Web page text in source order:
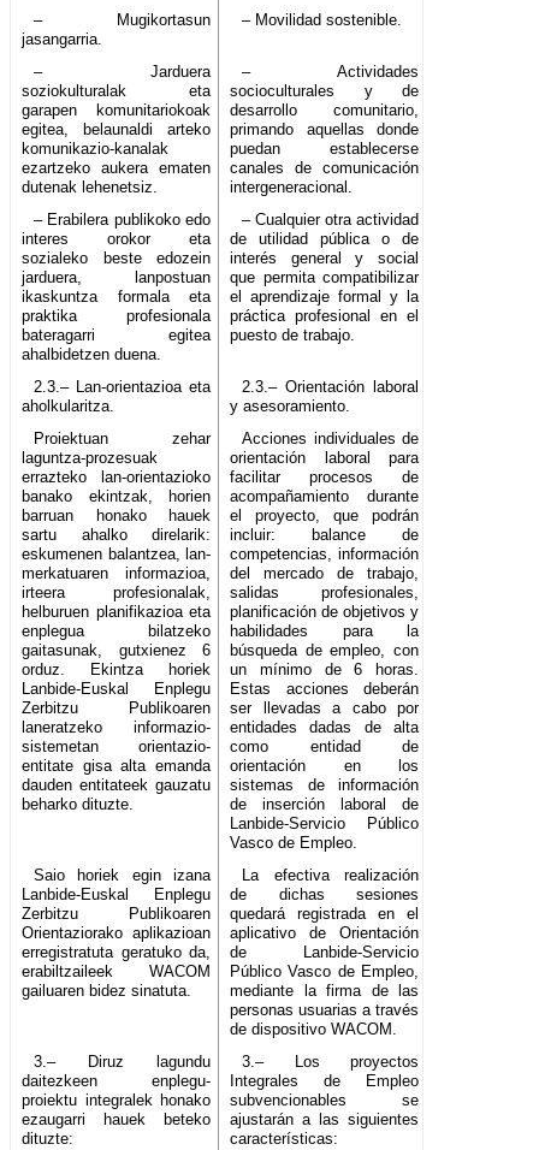
– Mugikortasun
jasangarria.
– Movilidad sostenible.
– Jarduera
soziokulturalak eta
garapen komunitariokoak
egitea, belaunaldi arteko
komunikazio-kanalak
ezartzeko aukera ematen
dutenak lehenetsiz.
– Actividades
socioculturales y de
desarrollo comunitario,
primando aquellas donde
puedan establecerse
canales de comunicación
intergeneracional.
– Erabilera publikoko edo
interes orokor eta
sozialeko beste edozein
jarduera, lanpostuan
ikaskuntza formala eta
praktika profesionala
bateragarri egitea
ahalbidetzen duena.
– Cualquier otra actividad
de utilidad pública o de
interés general y social
que permita compatibilizar
el aprendizaje formal y la
práctica profesional en el
puesto de trabajo.
2.3.– Lan-orientazioa eta
aholkularitza.
2.3.– Orientación laboral
y asesoramiento.
Proiektuan zehar
laguntza-prozesuak
errazteko lan-orientazioko
banako ekintzak, horien
barruan honako hauek
sartu ahalko direlarik:
eskumenen balantzea, lan-
merkatuaren informazioa,
irteera profesionalak,
helburuen planifikazioa eta
enplegua bilatzeko
gaitasunak, gutxienez 6
orduz. Ekintza horiek
Lanbide-Euskal Enplegu
Zerbitzu Publikoaren
laneratzeko informazio-
sistemetan orientazio-
entitate gisa alta emanda
dauden entitateek gauzatu
beharko dituzte.
Acciones individuales de
orientación laboral para
facilitar procesos de
acompañamiento durante
el proyecto, que podrán
incluir: balance de
competencias, información
del mercado de trabajo,
salidas profesionales,
planificación de objetivos y
habilidades para la
búsqueda de empleo, con
un mínimo de 6 horas.
Estas acciones deberán
ser llevadas a cabo por
entidades dadas de alta
como entidad de
orientación en los
sistemas de información
de inserción laboral de
Lanbide-Servicio Público
Vasco de Empleo.
Saio horiek egin izana
Lanbide-Euskal Enplegu
Zerbitzu Publikoaren
Orientaziorako aplikazioan
erregistratuta geratuko da,
erabiltzaileek WACOM
gailuaren bidez sinatuta.
La efectiva realización
de dichas sesiones
quedará registrada en el
aplicativo de Orientación
de Lanbide-Servicio
Público Vasco de Empleo,
mediante la firma de las
personas usuarias a través
de dispositivo WACOM.
3.– Diruz lagundu
daitezkeen enplegu-
proiektu integralek honako
ezaugarri hauek beteko
dituzte:
3.– Los proyectos
Integrales de Empleo
subvencionables se
ajustarán a las siguientes
características: